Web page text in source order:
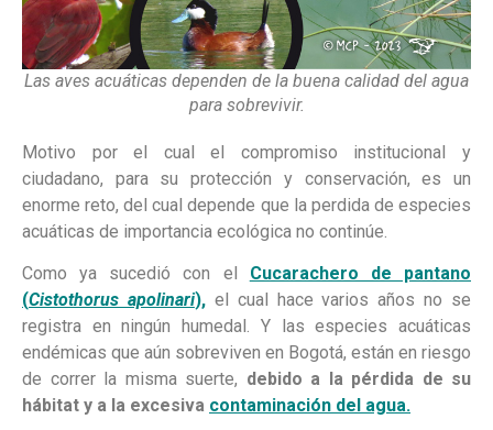
Las aves acuáticas dependen de la buena calidad del agua
para sobrevivir.
Motivo por el cual el compromiso institucional y
ciudadano, para su protección y conservación, es un
enorme reto, del cual depende que la perdida de especies
acuáticas de importancia ecológica no continúe.
Como ya sucedió con el Cucarachero de pantano
(Cistothorus apolinari),el cual hace varios años no se
registra en ningún humedal. Y las especies acuáticas
endémicas que aún sobreviven en Bogotá, están en riesgo
de correr la misma suerte, debido a la pérdida de su
hábitat y a la excesiva contaminación del agua.